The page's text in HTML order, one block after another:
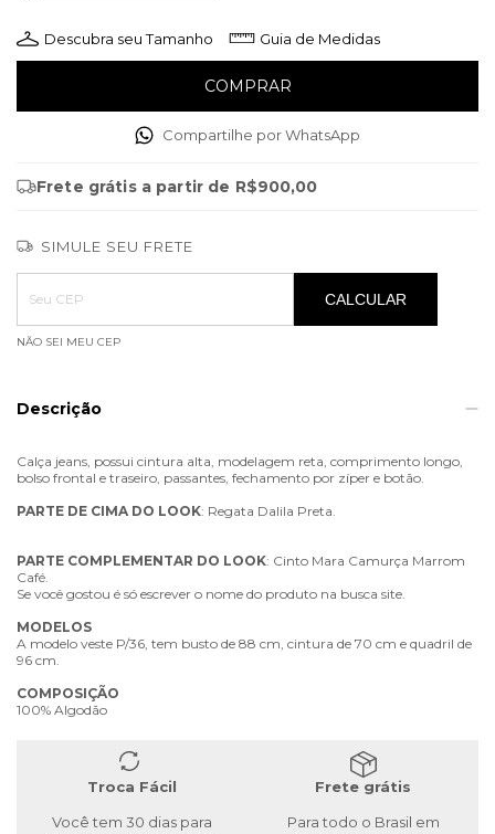
Descubra seu Tamanho Guia de Medidas
Compartilhe por WhatsApp
Frete grátis a partir de R$900,00
SIMULE SEU FRETE
Entregas para o CEP:
ALTERAR CEP
CALCULAR
NÃO SEI MEU CEP
Descrição
Calça jeans, possui cintura alta, modelagem reta, comprimento longo,
bolso frontal e traseiro, passantes, fechamento por zíper e botão.
PARTE DE CIMA DO LOOK: Regata Dalila Preta.
PARTE COMPLEMENTAR DO LOOK: Cinto Mara Camurça Marrom
Café.
Se você gostou é só escrever o nome do produto na busca site.
MODELOS
A modelo veste P/36, tem busto de 88 cm, cintura de 70 cm e quadril de
96 cm.
COMPOSIÇÃO
100% Algodão
Troca Fácil
Você tem 30 dias para
Frete grátis
Para todo o Brasil em